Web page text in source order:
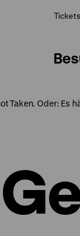
Tickets
Taken. Oder: Es